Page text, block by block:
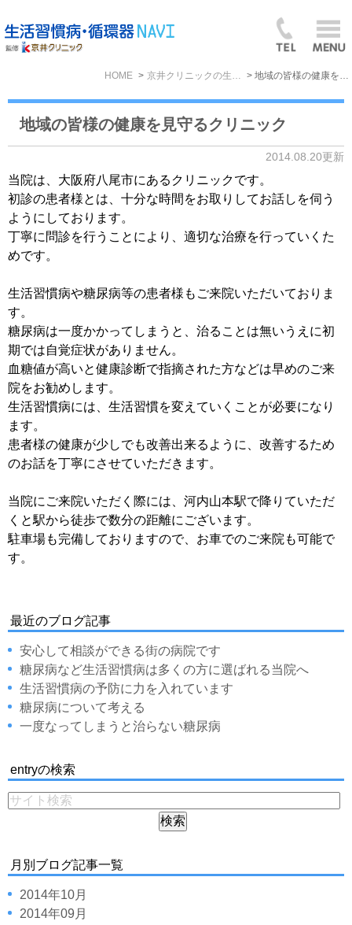
HOME
地域の皆様の健康を見守るクリニック
2014.08.20更新
当院は、大阪府八尾市にあるクリニックです。
初診の患者様とは、十分な時間をお取りしてお話しを伺う
ようにしております。
丁寧に問診を行うことにより、適切な治療を行っていくた
めです。
生活習慣病や糖尿病等の患者様もご来院いただいておりま
す。
糖尿病は一度かかってしまうと、治ることは無いうえに初
期では自覚症状がありません。
血糖値が高いと健康診断で指摘された方などは早めのご来
院をお勧めします。
生活習慣病には、生活習慣を変えていくことが必要になり
ます。
患者様の健康が少しでも改善出来るように、改善するため
のお話を丁寧にさせていただきます。
当院にご来院いただく際には、河内山本駅で降りていただ
くと駅から徒歩で数分の距離にございます。
駐車場も完備しておりますので、お車でのご来院も可能で
す。
最近のブログ記事
安心して相談ができる街の病院です
糖尿病など生活習慣病は多くの方に選ばれる当院へ
生活習慣病の予防に力を入れています
糖尿病について考える
一度なってしまうと治らない糖尿病
entryの検索
月別ブログ記事一覧
2014年10月
2014年09月